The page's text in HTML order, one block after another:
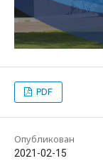
PDF
Опубликован
2021-02-15